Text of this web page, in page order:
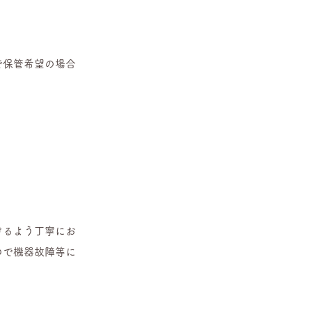
管希望の場合
よう丁寧にお
機器故障等に